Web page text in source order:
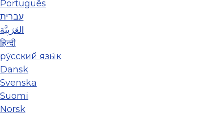
Português
עברית
العَرَبِيَّة
हिन्दी
ру́сский язы́к
Dansk
Svenska
Suomi
Norsk